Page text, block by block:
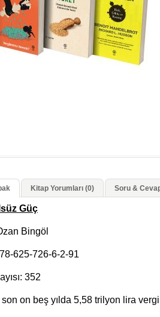
Kitap Yorumları (0) Soru &
Güç
Bingöl
625-726-6-2-91
352
on beş yılda 5,58 trilyon lira